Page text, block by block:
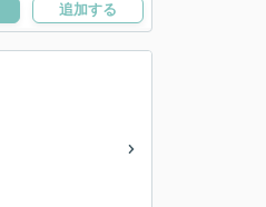
追加する